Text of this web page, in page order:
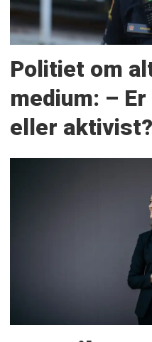
Politiet om
medium: –
eller aktivist?